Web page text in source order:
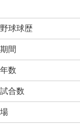
球球歴
間
数
合数